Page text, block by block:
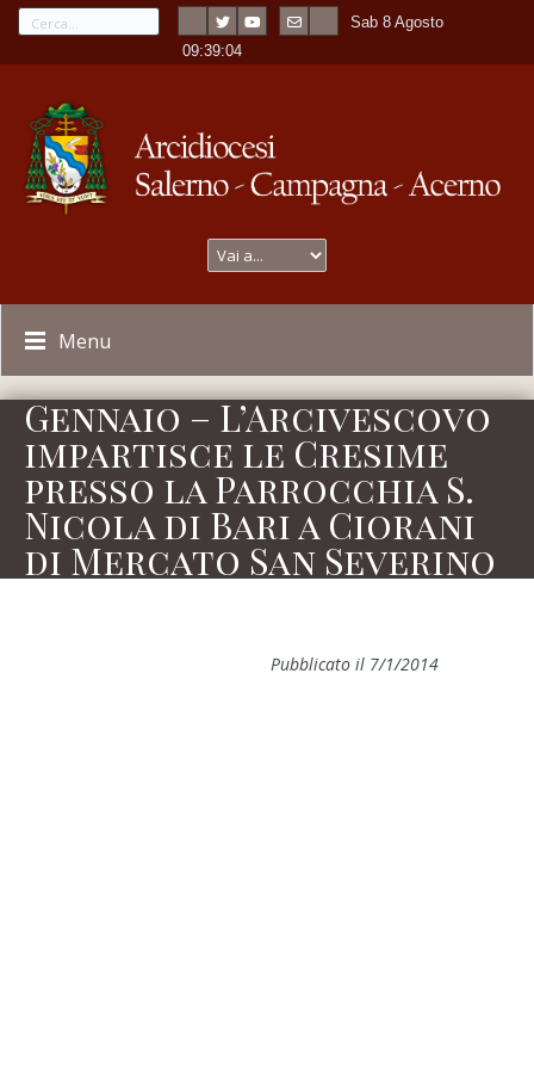
Sab 8 Agosto
-09:39:04
Menu
Gennaio – L’Arcivescovo
impartisce le Cresime
presso la Parrocchia S.
Nicola di Bari a Ciorani
di Mercato San Severino
Pubblicato il 7/1/2014